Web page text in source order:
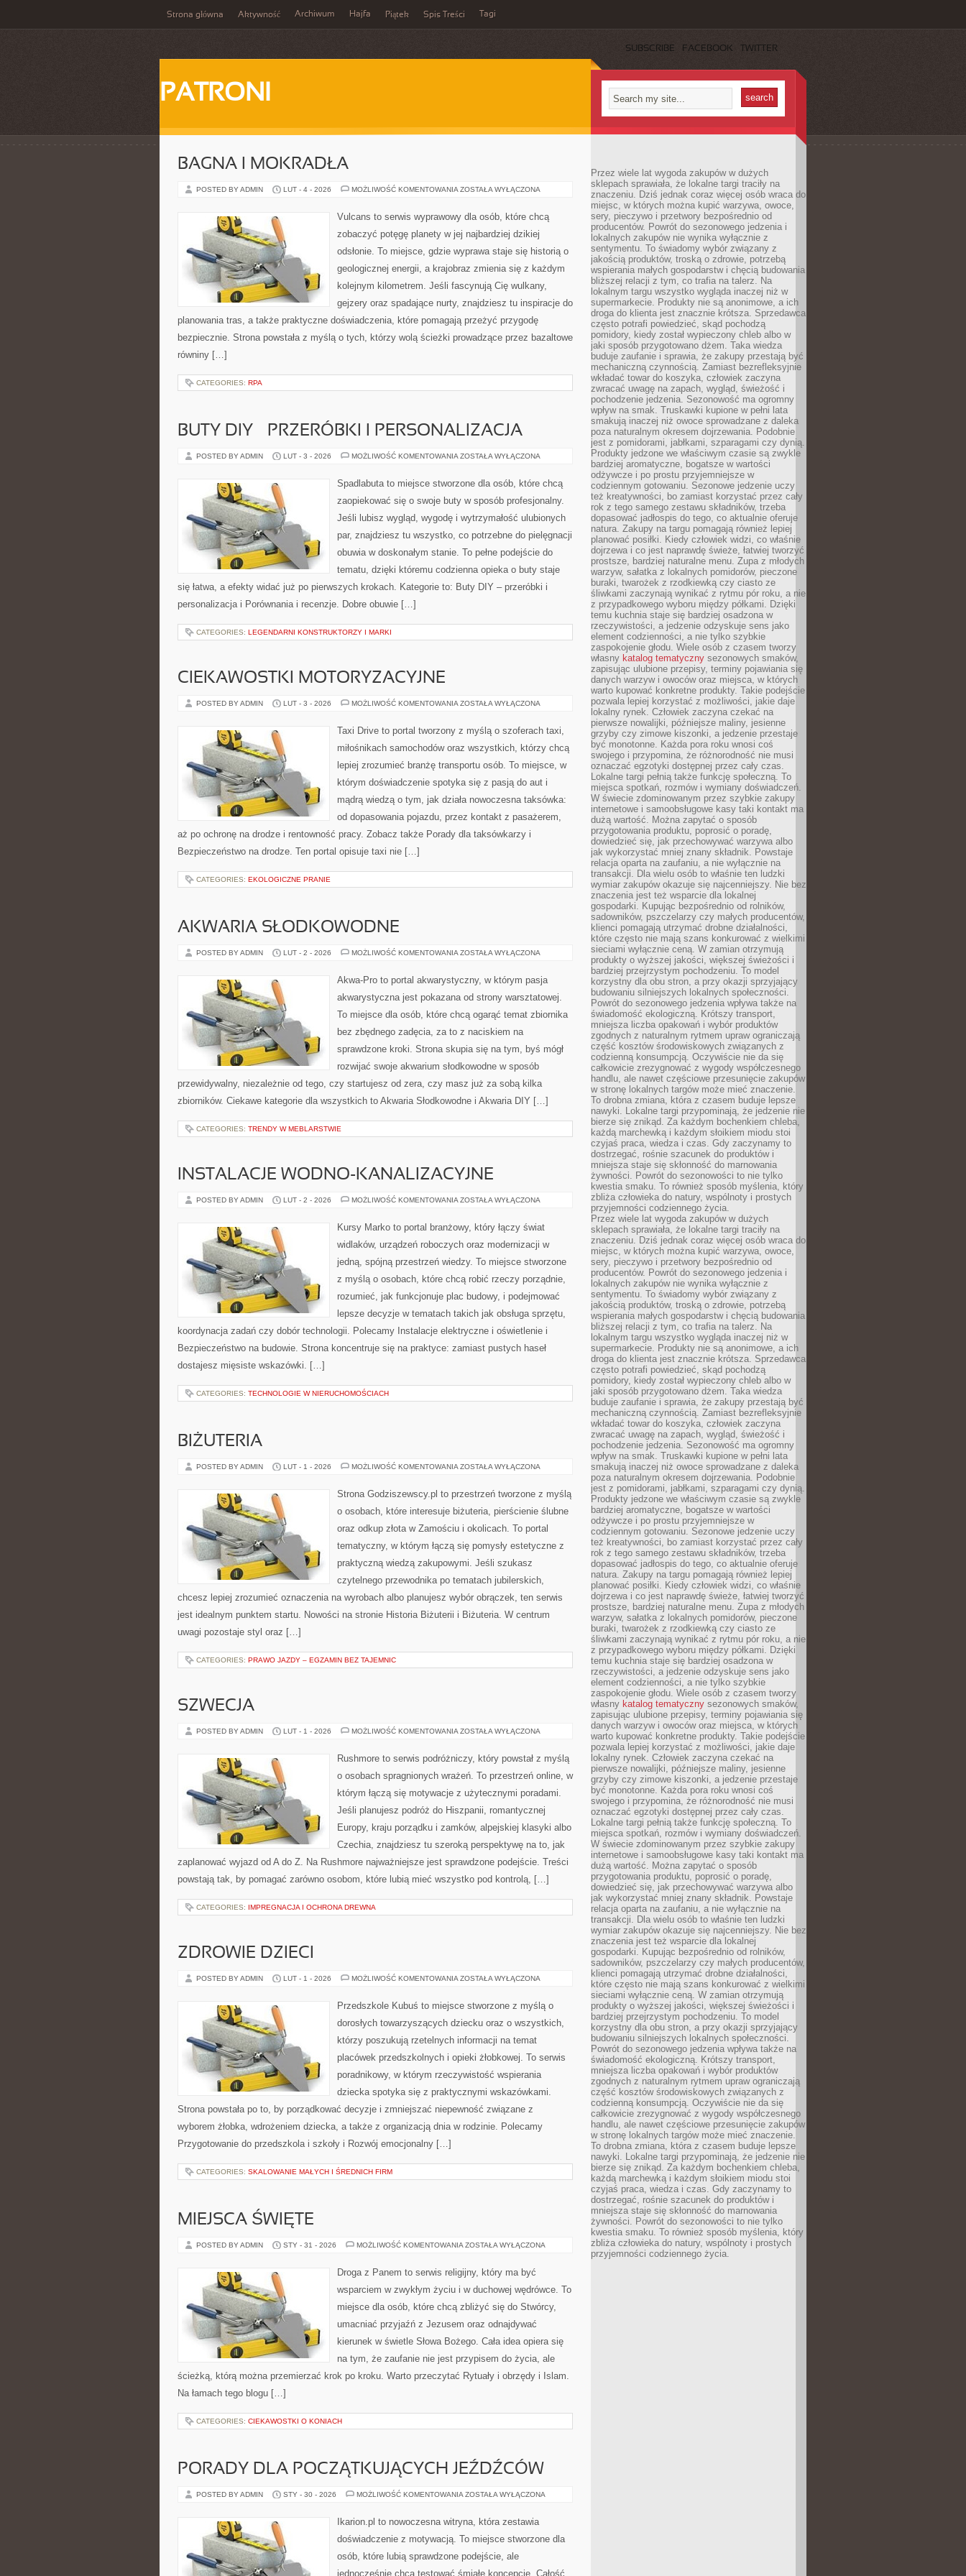
Strona główna Aktywność Archiwum Hajfa Piątek Spis Treści Tagi
SUBSCRIBE FACEBOOK TWITTER
PATRONI
BAGNA I MOKRADŁA
POSTED BY ADMIN LUT - 4 - 2026 MOŻLIWOŚĆ KOMENTOWANIA BAGNA
ZOSTAŁA WYŁĄCZONA
Vulcans to serwis wyprawowy dla osób, które chcą
zobaczyć potęgę planety w jej najbardziej dzikiej
odsłonie. To miejsce, gdzie wyprawa staje się historią o
geologicznej energii, a krajobraz zmienia się z każdym
kolejnym kilometrem. Jeśli fascynują Cię wulkany,
gejzery oraz spadające nurty, znajdziesz tu inspiracje do
planowania tras, a także praktyczne doświadczenia, które pomagają przeżyć przygodę
bezpiecznie. Strona powstała z myślą o tych, którzy wolą ścieżki prowadzące przez bazaltowe
równiny […]
CATEGORIES: RPA
BUTY DIY – PRZERÓBKI I PERSONALIZACJA
POSTED BY ADMIN LUT - 3 - 2026 MOŻLIWOŚĆ KOMENTOWANIA BUTY
PRZERÓBKI
I
ZOSTAŁA WYŁĄCZONA
Spadlabuta to miejsce stworzone dla osób, które chcą
zaopiekować się o swoje buty w sposób profesjonalny.
Jeśli lubisz wygląd, wygodę i wytrzymałość ulubionych
par, znajdziesz tu wszystko, co potrzebne do pielęgnacji
obuwia w doskonałym stanie. To pełne podejście do
tematu, dzięki któremu codzienna opieka o buty staje
się łatwa, a efekty widać już po pierwszych krokach. Kategorie to: Buty DIY – przeróbki i
personalizacja i Porównania i recenzje. Dobre obuwie […]
CATEGORIES: LEGENDARNI KONSTRUKTORZY I MARKI
CIEKAWOSTKI MOTORYZACYJNE
POSTED BY ADMIN LUT - 3 - 2026 MOŻLIWOŚĆ KOMENTOWANIA CIEKAWOSTKI
ZOSTAŁA WYŁĄCZONA
Taxi Drive to portal tworzony z myślą o szoferach taxi,
miłośnikach samochodów oraz wszystkich, którzy chcą
lepiej zrozumieć branżę transportu osób. To miejsce, w
którym doświadczenie spotyka się z pasją do aut i
mądrą wiedzą o tym, jak działa nowoczesna taksówka:
od dopasowania pojazdu, przez kontakt z pasażerem,
aż po ochronę na drodze i rentowność pracy. Zobacz także Porady dla taksówkarzy i
Bezpieczeństwo na drodze. Ten portal opisuje taxi nie […]
CATEGORIES: EKOLOGICZNE PRANIE
AKWARIA SŁODKOWODNE
POSTED BY ADMIN LUT - 2 - 2026 MOŻLIWOŚĆ KOMENTOWANIA AKWARIA
ZOSTAŁA WYŁĄCZONA
Akwa-Pro to portal akwarystyczny, w którym pasja
akwarystyczna jest pokazana od strony warsztatowej.
To miejsce dla osób, które chcą ogarąć temat zbiornika
bez zbędnego zadęcia, za to z naciskiem na
sprawdzone kroki. Strona skupia się na tym, byś mógł
rozwijać swoje akwarium słodkowodne w sposób
przewidywalny, niezależnie od tego, czy startujesz od zera, czy masz już za sobą kilka
zbiorników. Ciekawe kategorie dla wszystkich to Akwaria Słodkowodne i Akwaria DIY […]
CATEGORIES: TRENDY W MEBLARSTWIE
INSTALACJE WODNO-KANALIZACYJNE
POSTED BY ADMIN LUT - 2 - 2026 MOŻLIWOŚĆ KOMENTOWANIA INSTALACJE
ZOSTAŁA WYŁĄCZONA
Kursy Marko to portal branżowy, który łączy świat
widlaków, urządzeń roboczych oraz modernizacji w
jedną, spójną przestrzeń wiedzy. To miejsce stworzone
z myślą o osobach, które chcą robić rzeczy porządnie,
rozumieć, jak funkcjonuje plac budowy, i podejmować
lepsze decyzje w tematach takich jak obsługa sprzętu,
koordynacja zadań czy dobór technologii. Polecamy Instalacje elektryczne i oświetlenie i
Bezpieczeństwo na budowie. Strona koncentruje się na praktyce: zamiast pustych haseł
dostajesz mięsiste wskazówki. […]
CATEGORIES: TECHNOLOGIE W NIERUCHOMOŚCIACH
BIŻUTERIA
POSTED BY ADMIN LUT - 1 - 2026 MOŻLIWOŚĆ KOMENTOWANIA BIŻUTERIA
ZOSTAŁA WYŁĄCZONA
Strona Godziszewscy.pl to przestrzeń tworzone z myślą
o osobach, które interesuje biżuteria, pierścienie ślubne
oraz odkup złota w Zamościu i okolicach. To portal
tematyczny, w którym łączą się pomysły estetyczne z
praktyczną wiedzą zakupowymi. Jeśli szukasz
czytelnego przewodnika po tematach jubilerskich,
chcesz lepiej zrozumieć oznaczenia na wyrobach albo planujesz wybór obrączek, ten serwis
jest idealnym punktem startu. Nowości na stronie Historia Biżuterii i Biżuteria. W centrum
uwagi pozostaje styl oraz […]
CATEGORIES: PRAWO JAZDY – EGZAMIN BEZ TAJEMNIC
SZWECJA
POSTED BY ADMIN LUT - 1 - 2026 MOŻLIWOŚĆ KOMENTOWANIA SZWECJA
ZOSTAŁA WYŁĄCZONA
Rushmore to serwis podróżniczy, który powstał z myślą
o osobach spragnionych wrażeń. To przestrzeń online, w
którym łączą się motywacje z użytecznymi poradami.
Jeśli planujesz podróż do Hiszpanii, romantycznej
Europy, kraju porządku i zamków, alpejskiej klasyki albo
Czechia, znajdziesz tu szeroką perspektywę na to, jak
zaplanować wyjazd od A do Z. Na Rushmore najważniejsze jest sprawdzone podejście. Treści
powstają tak, by pomagać zarówno osobom, które lubią mieć wszystko pod kontrolą, […]
CATEGORIES: IMPREGNACJA I OCHRONA DREWNA
ZDROWIE DZIECI
POSTED BY ADMIN LUT - 1 - 2026 MOŻLIWOŚĆ KOMENTOWANIA ZDROWIE
ZOSTAŁA WYŁĄCZONA
Przedszkole Kubuś to miejsce stworzone z myślą o
dorosłych towarzyszących dziecku oraz o wszystkich,
którzy poszukują rzetelnych informacji na temat
placówek przedszkolnych i opieki żłobkowej. To serwis
poradnikowy, w którym rzeczywistość wspierania
dziecka spotyka się z praktycznymi wskazówkami.
Strona powstała po to, by porządkować decyzje i zmniejszać niepewność związane z
wyborem żłobka, wdrożeniem dziecka, a także z organizacją dnia w rodzinie. Polecamy
Przygotowanie do przedszkola i szkoły i Rozwój emocjonalny […]
CATEGORIES: SKALOWANIE MAŁYCH I ŚREDNICH FIRM
MIEJSCA ŚWIĘTE
POSTED BY ADMIN STY - 31 - 2026 MOŻLIWOŚĆ KOMENTOWANIA MIEJSCA
ZOSTAŁA WYŁĄCZONA
Droga z Panem to serwis religijny, który ma być
wsparciem w zwykłym życiu i w duchowej wędrówce. To
miejsce dla osób, które chcą zbliżyć się do Stwórcy,
umacniać przyjaźń z Jezusem oraz odnajdywać
kierunek w świetle Słowa Bożego. Cała idea opiera się
na tym, że zaufanie nie jest przypisem do życia, ale
ścieżką, którą można przemierzać krok po kroku. Warto przeczytać Rytuały i obrzędy i Islam.
Na łamach tego blogu […]
CATEGORIES: CIEKAWOSTKI O KONIACH
PORADY DLA POCZĄTKUJĄCYCH JEŹDŹCÓW
POSTED BY ADMIN STY - 30 - 2026 MOŻLIWOŚĆ KOMENTOWANIA PORADY
JEŹDŹCÓW
ZOSTAŁA WYŁĄCZONA
Ikarion.pl to nowoczesna witryna, która zestawia
doświadczenie z motywacją. To miejsce stworzone dla
osób, które lubią sprawdzone podejście, ale
jednocześnie chcą testować śmiałe koncepcje. Całość
Przez wiele lat wygoda zakupów w dużych
sklepach sprawiała, że lokalne targi traciły na
znaczeniu. Dziś jednak coraz więcej osób wraca do
miejsc, w których można kupić warzywa, owoce,
sery, pieczywo i przetwory bezpośrednio od
producentów. Powrót do sezonowego jedzenia i
lokalnych zakupów nie wynika wyłącznie z
sentymentu. To świadomy wybór związany z
jakością produktów, troską o zdrowie, potrzebą
wspierania małych gospodarstw i chęcią budowania
bliższej relacji z tym, co trafia na talerz. Na
lokalnym targu wszystko wygląda inaczej niż w
supermarkecie. Produkty nie są anonimowe, a ich
droga do klienta jest znacznie krótsza. Sprzedawca
często potrafi powiedzieć, skąd pochodzą
pomidory, kiedy został wypieczony chleb albo w
jaki sposób przygotowano dżem. Taka wiedza
buduje zaufanie i sprawia, że zakupy przestają być
mechaniczną czynnością. Zamiast bezrefleksyjnie
wkładać towar do koszyka, człowiek zaczyna
zwracać uwagę na zapach, wygląd, świeżość i
pochodzenie jedzenia. Sezonowość ma ogromny
wpływ na smak. Truskawki kupione w pełni lata
smakują inaczej niż owoce sprowadzane z daleka
poza naturalnym okresem dojrzewania. Podobnie
jest z pomidorami, jabłkami, szparagami czy dynią.
Produkty jedzone we właściwym czasie są zwykle
bardziej aromatyczne, bogatsze w wartości
odżywcze i po prostu przyjemniejsze w
codziennym gotowaniu. Sezonowe jedzenie uczy
też kreatywności, bo zamiast korzystać przez cały
rok z tego samego zestawu składników, trzeba
dopasować jadłospis do tego, co aktualnie oferuje
natura. Zakupy na targu pomagają również lepiej
planować posiłki. Kiedy człowiek widzi, co właśnie
dojrzewa i co jest naprawdę świeże, łatwiej tworzyć
prostsze, bardziej naturalne menu. Zupa z młodych
warzyw, sałatka z lokalnych pomidorów, pieczone
buraki, twarożek z rzodkiewką czy ciasto ze
śliwkami zaczynają wynikać z rytmu pór roku, a nie
z przypadkowego wyboru między półkami. Dzięki
temu kuchnia staje się bardziej osadzona w
rzeczywistości, a jedzenie odzyskuje sens jako
element codzienności, a nie tylko szybkie
zaspokojenie głodu. Wiele osób z czasem tworzy
własny katalog tematyczny sezonowych smaków,
zapisując ulubione przepisy, terminy pojawiania się
danych warzyw i owoców oraz miejsca, w których
warto kupować konkretne produkty. Takie podejście
pozwala lepiej korzystać z możliwości, jakie daje
lokalny rynek. Człowiek zaczyna czekać na
pierwsze nowalijki, późniejsze maliny, jesienne
grzyby czy zimowe kiszonki, a jedzenie przestaje
być monotonne. Każda pora roku wnosi coś
swojego i przypomina, że różnorodność nie musi
oznaczać egzotyki dostępnej przez cały czas.
Lokalne targi pełnią także funkcję społeczną. To
miejsca spotkań, rozmów i wymiany doświadczeń.
W świecie zdominowanym przez szybkie zakupy
internetowe i samoobsługowe kasy taki kontakt ma
dużą wartość. Można zapytać o sposób
przygotowania produktu, poprosić o poradę,
dowiedzieć się, jak przechowywać warzywa albo
jak wykorzystać mniej znany składnik. Powstaje
relacja oparta na zaufaniu, a nie wyłącznie na
transakcji. Dla wielu osób to właśnie ten ludzki
wymiar zakupów okazuje się najcenniejszy. Nie bez
znaczenia jest też wsparcie dla lokalnej
gospodarki. Kupując bezpośrednio od rolników,
sadowników, pszczelarzy czy małych producentów,
klienci pomagają utrzymać drobne działalności,
które często nie mają szans konkurować z wielkimi
sieciami wyłącznie ceną. W zamian otrzymują
produkty o wyższej jakości, większej świeżości i
bardziej przejrzystym pochodzeniu. To model
korzystny dla obu stron, a przy okazji sprzyjający
budowaniu silniejszych lokalnych społeczności.
Powrót do sezonowego jedzenia wpływa także na
świadomość ekologiczną. Krótszy transport,
mniejsza liczba opakowań i wybór produktów
zgodnych z naturalnym rytmem upraw ograniczają
część kosztów środowiskowych związanych z
codzienną konsumpcją. Oczywiście nie da się
całkowicie zrezygnować z wygody współczesnego
handlu, ale nawet częściowe przesunięcie zakupów
w stronę lokalnych targów może mieć znaczenie.
To drobna zmiana, która z czasem buduje lepsze
nawyki. Lokalne targi przypominają, że jedzenie nie
bierze się znikąd. Za każdym bochenkiem chleba,
każdą marchewką i każdym słoikiem miodu stoi
czyjaś praca, wiedza i czas. Gdy zaczynamy to
dostrzegać, rośnie szacunek do produktów i
mniejsza staje się skłonność do marnowania
żywności. Powrót do sezonowości to nie tylko
kwestia smaku. To również sposób myślenia, który
zbliża człowieka do natury, wspólnoty i prostych
przyjemności codziennego życia.
Przez wiele lat wygoda zakupów w dużych
sklepach sprawiała, że lokalne targi traciły na
znaczeniu. Dziś jednak coraz więcej osób wraca do
miejsc, w których można kupić warzywa, owoce,
sery, pieczywo i przetwory bezpośrednio od
producentów. Powrót do sezonowego jedzenia i
lokalnych zakupów nie wynika wyłącznie z
sentymentu. To świadomy wybór związany z
jakością produktów, troską o zdrowie, potrzebą
wspierania małych gospodarstw i chęcią budowania
bliższej relacji z tym, co trafia na talerz. Na
lokalnym targu wszystko wygląda inaczej niż w
supermarkecie. Produkty nie są anonimowe, a ich
droga do klienta jest znacznie krótsza. Sprzedawca
często potrafi powiedzieć, skąd pochodzą
pomidory, kiedy został wypieczony chleb albo w
jaki sposób przygotowano dżem. Taka wiedza
buduje zaufanie i sprawia, że zakupy przestają być
mechaniczną czynnością. Zamiast bezrefleksyjnie
wkładać towar do koszyka, człowiek zaczyna
zwracać uwagę na zapach, wygląd, świeżość i
pochodzenie jedzenia. Sezonowość ma ogromny
wpływ na smak. Truskawki kupione w pełni lata
smakują inaczej niż owoce sprowadzane z daleka
poza naturalnym okresem dojrzewania. Podobnie
jest z pomidorami, jabłkami, szparagami czy dynią.
Produkty jedzone we właściwym czasie są zwykle
bardziej aromatyczne, bogatsze w wartości
odżywcze i po prostu przyjemniejsze w
codziennym gotowaniu. Sezonowe jedzenie uczy
też kreatywności, bo zamiast korzystać przez cały
rok z tego samego zestawu składników, trzeba
dopasować jadłospis do tego, co aktualnie oferuje
natura. Zakupy na targu pomagają również lepiej
planować posiłki. Kiedy człowiek widzi, co właśnie
dojrzewa i co jest naprawdę świeże, łatwiej tworzyć
prostsze, bardziej naturalne menu. Zupa z młodych
warzyw, sałatka z lokalnych pomidorów, pieczone
buraki, twarożek z rzodkiewką czy ciasto ze
śliwkami zaczynają wynikać z rytmu pór roku, a nie
z przypadkowego wyboru między półkami. Dzięki
temu kuchnia staje się bardziej osadzona w
rzeczywistości, a jedzenie odzyskuje sens jako
element codzienności, a nie tylko szybkie
zaspokojenie głodu. Wiele osób z czasem tworzy
własny katalog tematyczny sezonowych smaków,
zapisując ulubione przepisy, terminy pojawiania się
danych warzyw i owoców oraz miejsca, w których
warto kupować konkretne produkty. Takie podejście
pozwala lepiej korzystać z możliwości, jakie daje
lokalny rynek. Człowiek zaczyna czekać na
pierwsze nowalijki, późniejsze maliny, jesienne
grzyby czy zimowe kiszonki, a jedzenie przestaje
być monotonne. Każda pora roku wnosi coś
swojego i przypomina, że różnorodność nie musi
oznaczać egzotyki dostępnej przez cały czas.
Lokalne targi pełnią także funkcję społeczną. To
miejsca spotkań, rozmów i wymiany doświadczeń.
W świecie zdominowanym przez szybkie zakupy
internetowe i samoobsługowe kasy taki kontakt ma
dużą wartość. Można zapytać o sposób
przygotowania produktu, poprosić o poradę,
dowiedzieć się, jak przechowywać warzywa albo
jak wykorzystać mniej znany składnik. Powstaje
relacja oparta na zaufaniu, a nie wyłącznie na
transakcji. Dla wielu osób to właśnie ten ludzki
wymiar zakupów okazuje się najcenniejszy. Nie bez
znaczenia jest też wsparcie dla lokalnej
gospodarki. Kupując bezpośrednio od rolników,
sadowników, pszczelarzy czy małych producentów,
klienci pomagają utrzymać drobne działalności,
które często nie mają szans konkurować z wielkimi
sieciami wyłącznie ceną. W zamian otrzymują
produkty o wyższej jakości, większej świeżości i
bardziej przejrzystym pochodzeniu. To model
korzystny dla obu stron, a przy okazji sprzyjający
budowaniu silniejszych lokalnych społeczności.
Powrót do sezonowego jedzenia wpływa także na
świadomość ekologiczną. Krótszy transport,
mniejsza liczba opakowań i wybór produktów
zgodnych z naturalnym rytmem upraw ograniczają
część kosztów środowiskowych związanych z
codzienną konsumpcją. Oczywiście nie da się
całkowicie zrezygnować z wygody współczesnego
handlu, ale nawet częściowe przesunięcie zakupów
w stronę lokalnych targów może mieć znaczenie.
To drobna zmiana, która z czasem buduje lepsze
nawyki. Lokalne targi przypominają, że jedzenie nie
bierze się znikąd. Za każdym bochenkiem chleba,
każdą marchewką i każdym słoikiem miodu stoi
czyjaś praca, wiedza i czas. Gdy zaczynamy to
dostrzegać, rośnie szacunek do produktów i
mniejsza staje się skłonność do marnowania
żywności. Powrót do sezonowości to nie tylko
kwestia smaku. To również sposób myślenia, który
zbliża człowieka do natury, wspólnoty i prostych
przyjemności codziennego życia.